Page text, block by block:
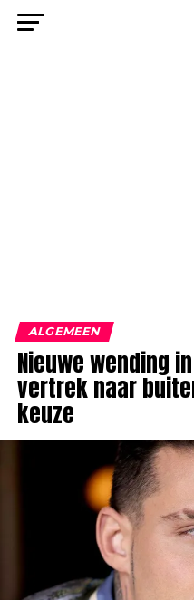
ALGEMEEN
Nieuwe wending
vertrek naar
keuze